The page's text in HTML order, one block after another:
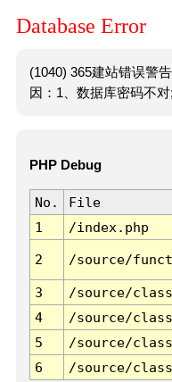
Database Error
(1040) 365建站错误警
因：1、数据库密码不对
PHP Debug
No. File
1
/index.php
2 /source/
3 /source/
4
/source/
5
/source/
6
/source/